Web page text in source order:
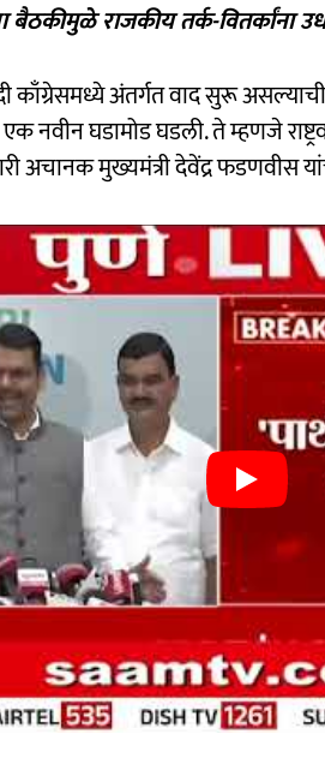
बैठकीमुळे राजकीय तर्क-
काँग्रेसमध्ये अंतर्गत वाद सुरू
एक नवीन घडामोड घडली. ते म्हणजे
अचानक मुख्यमंत्री देवेंद्र फडणवीस